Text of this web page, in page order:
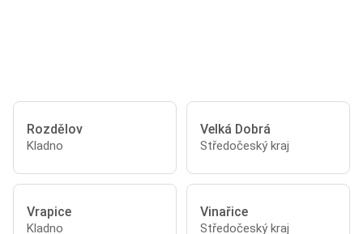
Rozdělov
Kladno
Velká Dobrá
Středočeský kraj
Vrapice
Kladno
Vinařice
Středočeský kraj